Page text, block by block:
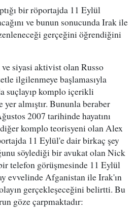
bir röportajda 11 Eylül
ve bunun sonucunda Irak ile
gerçeğini öğrendiğini
ve siyasi aktivist olan Russo
ilgilenmeye başlamasıyla
suçlayıp komplo içerikli
almıştır. Bununla beraber
2007 tarihinde hayatını
komplo teorisyeni olan Alex
11 Eylül'e dair birkaç şey
söylediği bir avukat olan Nick
telefon görüşmesinde 11 Eylül
evvelinde Afganistan ile Irak'ın
gerçekleşeceğini belirtti. Bu
göze çarpmaktadır: